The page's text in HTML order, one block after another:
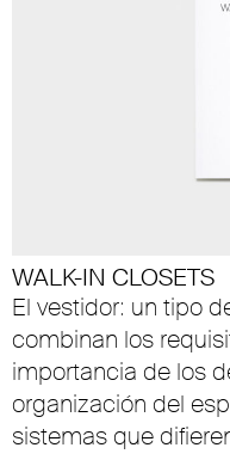
WALK-IN CLOSETS
El vestidor: un tipo
combinan los
importancia de los
organización del
sistemas que